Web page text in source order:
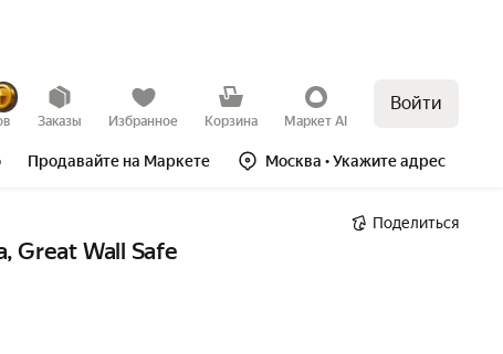
Заказы Избранное Корзина Маркет AI
Войти
Продавайте на Маркете Москва • Укажите адрес
Great Wall Safe
Поделиться